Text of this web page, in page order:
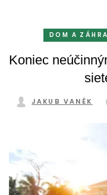
DOM A
Koniec
JAKUB VANĚK